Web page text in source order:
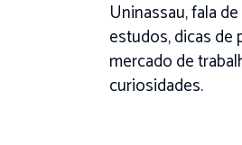
Uninassau, fala
estudos, dicas de
mercado de
curiosidades.